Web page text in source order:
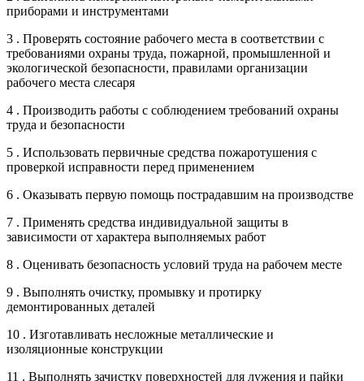
приборами и инструментами
3 . Проверять состояние рабочего места в соответствии с
требованиями охраны труда, пожарной, промышленной и
экологической безопасности, правилами организации
рабочего места слесаря
4 . Производить работы с соблюдением требований охраны
труда и безопасности
5 . Использовать первичные средства пожаротушения с
проверкой исправности перед применением
6 . Оказывать первую помощь пострадавшим на производстве
7 . Применять средства индивидуальной защиты в
зависимости от характера выполняемых работ
8 . Оценивать безопасность условий труда на рабочем месте
9 . Выполнять очистку, промывку и протирку
демонтированных деталей
10 . Изготавливать несложные металлические и
изоляционные конструкции
11 . Выполнять зачистку поверхностей для лужения и пайки